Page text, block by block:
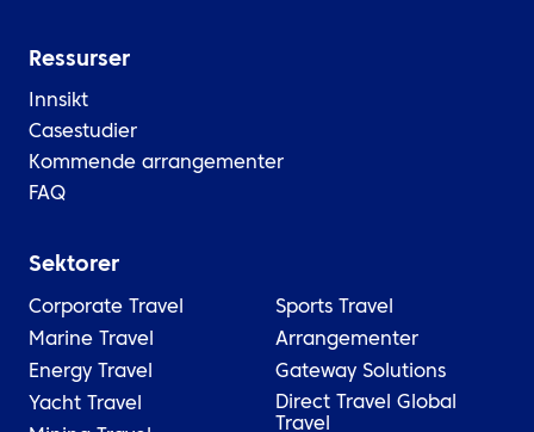
Ressurser
Innsikt
Casestudier
Kommende arrangementer
FAQ
Sektorer
Corporate Travel
Marine Travel
Energy Travel
Yacht Travel
Sports Travel
Arrangementer
Gateway Solutions
Direct Travel Global
Travel